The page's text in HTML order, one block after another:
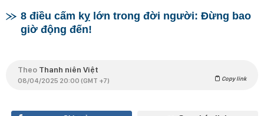
8 điều cấm kỵ lớn trong đời người: Đừng bao
giờ động đến!
Theo Thanh niên Việt
08/04/2025 20:00 (GMT +7) Copy link